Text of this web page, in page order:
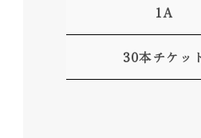
1A
30本チケッ